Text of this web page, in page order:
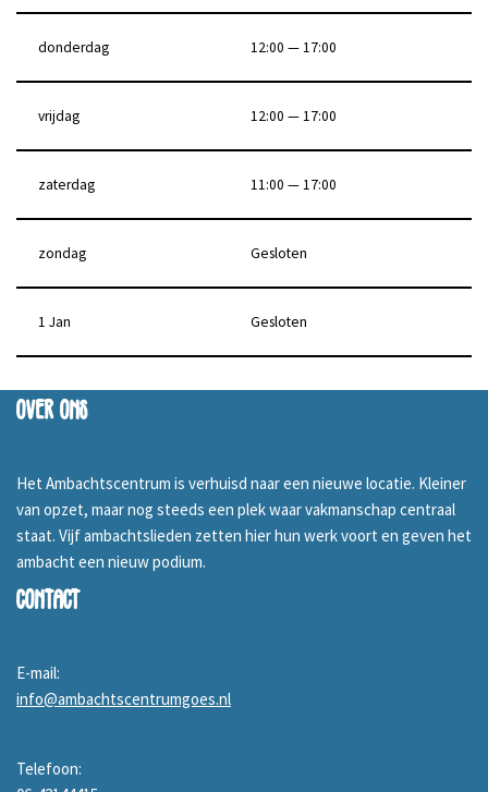
donderdag 12:00 — 17:00
vrijdag 12:00 — 17:00
zaterdag 11:00 — 17:00
zondag Gesloten
1 Jan Gesloten
Over ons
Het Ambachtscentrum is verhuisd naar een nieuwe locatie. Kleiner
van opzet, maar nog steeds een plek waar vakmanschap centraal
staat. Vijf ambachtslieden zetten hier hun werk voort en geven het
ambacht een nieuw podium.
Contact
E-mail:
info@ambachtscentrumgoes.nl
Telefoon: